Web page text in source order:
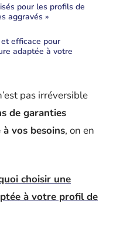
pour les profils de
aggravés »
efficace pour
adaptée à votre
pas irréversible
de garanties
vos besoins, on en
choisir une
à votre profil de